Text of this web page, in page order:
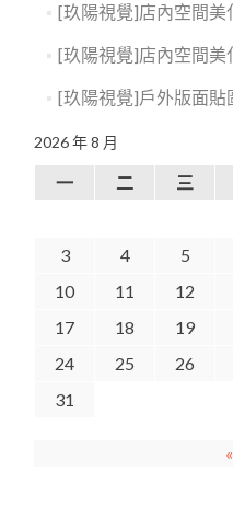
[玖陽視覺]店內空間美
[玖陽視覺]店內空間美
[玖陽視覺]戶外版面貼
2026 年 8 月
一 二 三
3
4 5
10
11 12
17
18 19
24
25 26
31